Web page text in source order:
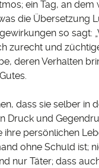
ein Tag, an dem
die Übersetzung
so sagt:
zurecht und
deren Verhalten
dass sie selber in
Druck und
ihre persönlichen
ohne Schuld ist;
nur Täter; dass